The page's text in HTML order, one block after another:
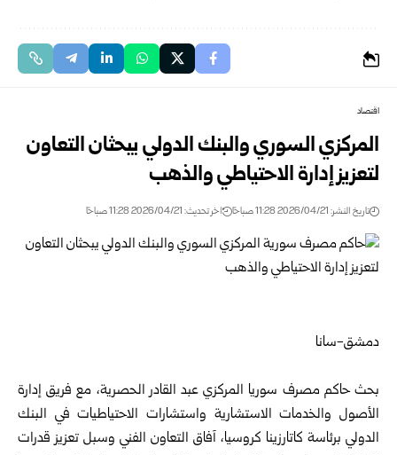
اقتصاد
المركزي السوري والبنك الدولي يبحثان التعاون
لتعزيز إدارة الاحتياطي والذهب
تاريخ النشر: 2026/04/21 11:28 صباحًا اخر تحديث: 2026/04/21 11:28 صباحًا
دمشق-سانا
‏بحث حاكم مصرف سوريا المركزي عبد القادر الحصرية، مع فريق إدارة
الأصول والخدمات الاستشارية واستشارات الاحتياطيات في البنك
الدولي برئاسة كاتارزينا كروسيا، آفاق التعاون الفني وسبل تعزيز قدرات